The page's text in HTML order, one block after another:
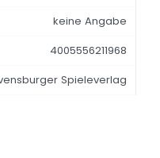
keine Angabe
4005556211968
Spieleverlag